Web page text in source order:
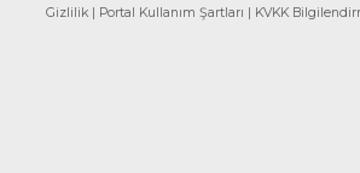
Gizlilik | Portal Kullanım Şartları | KVKK